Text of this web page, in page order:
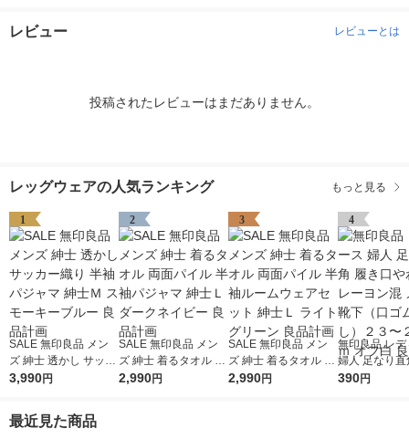
レビュー レビューとは
投稿されたレビューはまだありません。
レッグウェアの人気ランキング もっと見る
1
SALE 無印良品 メン
ズ 紳士 透かし サッカ
ー織り 半袖パジャマ
3,990円
2
SALE 無印良品 メン
ズ 紳士 着るタオル 両
面パイル 半袖パジャ
2,990円
3
SALE 無印良品 メン
ズ 紳士 着るタオル 両
面パイル 半袖ルーム
2,990円
4
無印良品 レデ
婦人 足なり直
口やわらか レ
390円
最近見た商品